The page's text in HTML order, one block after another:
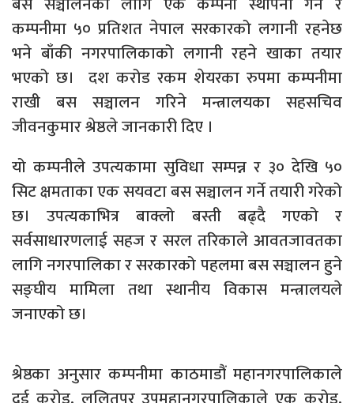
कम्पनीमा ५० प्रतिशत नेपाल सरकारको लगानी रहनेछ
भने बाँकी नगरपालिकाको लगानी रहने खाका तयार
भएको छ। दश करोड रकम शेयरका रुपमा कम्पनीमा
राखी बस सञ्चालन गरिने मन्त्रालयका सहसचिव
जीवनकुमार श्रेष्ठले जानकारी दिए ।
यो कम्पनीले उपत्यकामा सुविधा सम्पन्न र ३० देखि ५०
सिट क्षमताका एक सयवटा बस सञ्चालन गर्ने तयारी गरेको
छ। उपत्यकाभित्र बाक्लो बस्ती बढ्दै गएको र
सर्वसाधारणलाई सहज र सरल तरिकाले आवतजावतका
लागि नगरपालिका र सरकारको पहलमा बस सञ्चालन हुने
सङ्घीय मामिला तथा स्थानीय विकास मन्त्रालयले
जनाएको छ।
श्रेष्ठका अनुसार कम्पनीमा काठमाडौं महानगरपालिकाले